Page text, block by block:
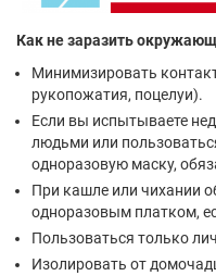
Как не заразить
Минимизировать
рукопожатия, поцелуи).
Если вы испытываете
людьми или
одноразовую маску,
При кашле или чихании
одноразовым платком,
Пользоваться только
Изолировать от